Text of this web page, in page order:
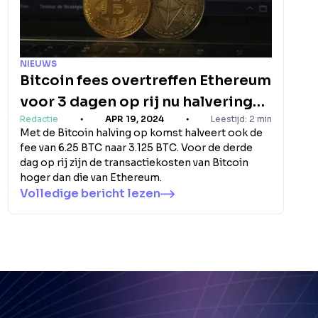
NIEUWS
Bitcoin fees overtreffen Ethereum
voor 3 dagen op rij nu halvering
nadert
Redactie APR 19, 2024 Leestijd: 2 min
Met de Bitcoin halving op komst halveert ook de
fee van 6.25 BTC naar 3.125 BTC. Voor de derde
dag op rij zijn de transactiekosten van Bitcoin
hoger dan die van Ethereum.
Volledige bericht lezen